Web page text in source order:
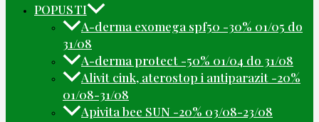
POPUSTI
A-derma exomega spf50 -30% 01/05 do
31/08
A-derma protect -50% 01/04 do 31/08
Alivit cink, aterostop i antiparazit -20%
01/08-31/08
Apivita bee SUN -20% 03/08-23/08